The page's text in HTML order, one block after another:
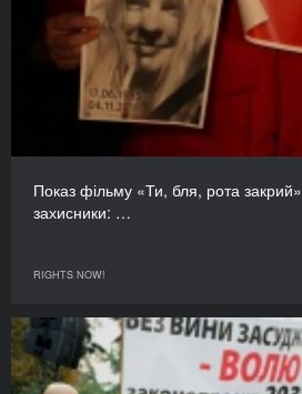
Показ фільму «Ти, бля, рота
захисники: …
RIGHTS NOW!